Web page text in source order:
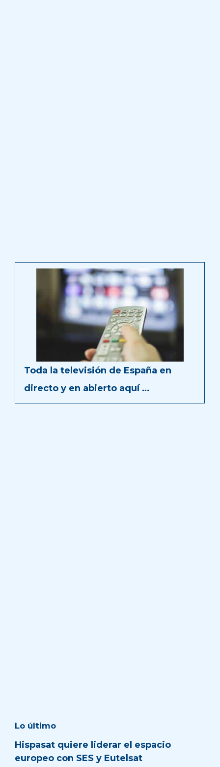
Toda la televisión de España en
directo y en abierto aquí …
Lo último
Hispasat quiere liderar el espacio
europeo con SES y Eutelsat